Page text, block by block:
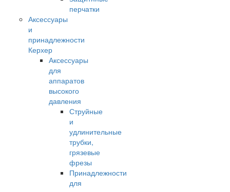
перчатки
Аксессуары
и
принадлежности
Керхер
Аксессуары
для
аппаратов
высокого
давления
Струйные
и
удлинительные
трубки,
грязевые
фрезы
Принадлежности
для